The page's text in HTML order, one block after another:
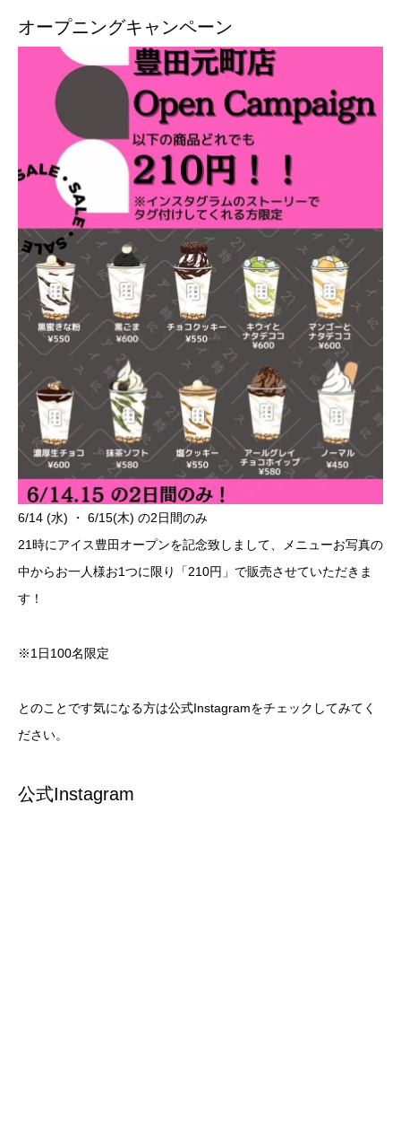
オープニングキャンペーン
6/14 (水) ・ 6/15(木) の2日間のみ
21時にアイス豊田オープンを記念致しまして、メニューお写真の
中からお一人様お1つに限り「210円」で販売させていただきま
す！
※1日100名限定
とのことです気になる方は公式Instagramをチェックしてみてく
ださい。
公式Instagram